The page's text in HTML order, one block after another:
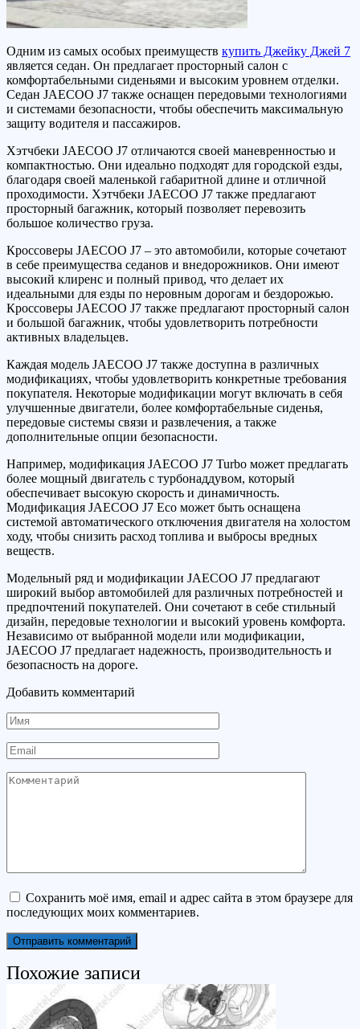
Одним из самых особых преимуществ купить Джейку Джей 7
является седан. Он предлагает просторный салон с
комфортабельными сиденьями и высоким уровнем отделки.
Седан JAECOO J7 также оснащен передовыми технологиями
и системами безопасности, чтобы обеспечить максимальную
защиту водителя и пассажиров.
Хэтчбеки JAECOO J7 отличаются своей маневренностью и
компактностью. Они идеально подходят для городской езды,
благодаря своей маленькой габаритной длине и отличной
проходимости. Хэтчбеки JAECOO J7 также предлагают
просторный багажник, который позволяет перевозить
большое количество груза.
Кроссоверы JAECOO J7 – это автомобили, которые сочетают
в себе преимущества седанов и внедорожников. Они имеют
высокий клиренс и полный привод, что делает их
идеальными для езды по неровным дорогам и бездорожью.
Кроссоверы JAECOO J7 также предлагают просторный салон
и большой багажник, чтобы удовлетворить потребности
активных владельцев.
Каждая модель JAECOO J7 также доступна в различных
модификациях, чтобы удовлетворить конкретные требования
покупателя. Некоторые модификации могут включать в себя
улучшенные двигатели, более комфортабельные сиденья,
передовые системы связи и развлечения, а также
дополнительные опции безопасности.
Например, модификация JAECOO J7 Turbo может предлагать
более мощный двигатель с турбонаддувом, который
обеспечивает высокую скорость и динамичность.
Модификация JAECOO J7 Eco может быть оснащена
системой автоматического отключения двигателя на холостом
ходу, чтобы снизить расход топлива и выбросы вредных
веществ.
Модельный ряд и модификации JAECOO J7 предлагают
широкий выбор автомобилей для различных потребностей и
предпочтений покупателей. Они сочетают в себе стильный
дизайн, передовые технологии и высокий уровень комфорта.
Независимо от выбранной модели или модификации,
JAECOO J7 предлагает надежность, производительность и
безопасность на дороге.
Добавить комментарий
Имя
Email
Комментарий
Сохранить моё имя, email и адрес сайта в этом браузере для
последующих моих комментариев.
Похожие записи